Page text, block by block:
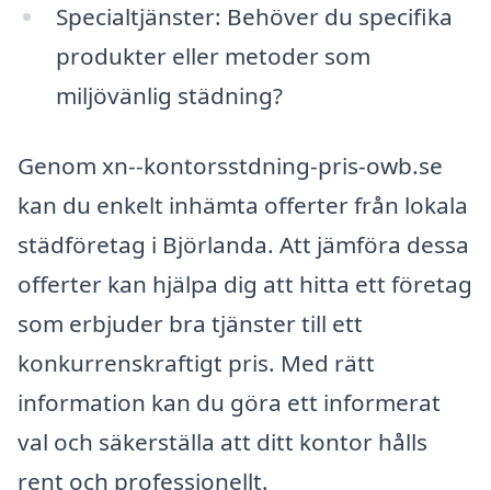
Specialtjänster: Behöver du specifika
produkter eller metoder som
miljövänlig städning?
Genom xn--kontorsstdning-pris-owb.se
kan du enkelt inhämta offerter från lokala
städföretag i Björlanda. Att jämföra dessa
offerter kan hjälpa dig att hitta ett företag
som erbjuder bra tjänster till ett
konkurrenskraftigt pris. Med rätt
information kan du göra ett informerat
val och säkerställa att ditt kontor hålls
rent och professionellt.